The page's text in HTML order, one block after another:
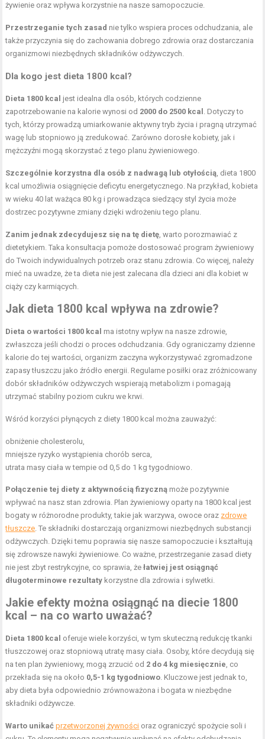
żywienie oraz wpływa korzystnie na nasze samopoczucie.
Przestrzeganie tych zasad nie tylko wspiera proces odchudzania, ale
także przyczynia się do zachowania dobrego zdrowia oraz dostarczania
organizmowi niezbędnych składników odżywczych.
Dla kogo jest dieta 1800 kcal?
Dieta 1800 kcal jest idealna dla osób, których codzienne
zapotrzebowanie na kalorie wynosi od 2000 do 2500 kcal . Dotyczy to
tych, którzy prowadzą umiarkowanie aktywny tryb życia i pragną utrzymać
wagę lub stopniowo ją zredukować. Zarówno dorosłe kobiety, jak i
mężczyźni mogą skorzystać z tego planu żywieniowego.
Szczególnie korzystna dla osób z nadwagą lub otyłością, dieta 1800
kcal umożliwia osiągnięcie deficytu energetycznego. Na przykład, kobieta
w wieku 40 lat ważąca 80 kg i prowadząca siedzący styl życia może
dostrzec pozytywne zmiany dzięki wdrożeniu tego planu.
Zanim jednak zdecydujesz się na tę dietę, warto porozmawiać z
dietetykiem. Taka konsultacja pomoże dostosować program żywieniowy
do Twoich indywidualnych potrzeb oraz stanu zdrowia. Co więcej, należy
mieć na uwadze, że ta dieta nie jest zalecana dla dzieci ani dla kobiet w
ciąży czy karmiących.
Jak dieta 1800 kcal wpływa na zdrowie?
Dieta o wartości 1800 kcal ma istotny wpływ na nasze zdrowie,
zwłaszcza jeśli chodzi o proces odchudzania. Gdy ograniczamy dzienne
kalorie do tej wartości, organizm zaczyna wykorzystywać zgromadzone
zapasy tłuszczu jako źródło energii. Regularne posiłki oraz zróżnicowany
dobór składników odżywczych wspierają metabolizm i pomagają
utrzymać stabilny poziom cukru we krwi.
Wśród korzyści płynących z diety 1800 kcal można zauważyć:
obniżenie cholesterolu,
mniejsze ryzyko wystąpienia chorób serca,
utrata masy ciała w tempie od 0,5 do 1 kg tygodniowo.
Połączenie tej diety z aktywnością fizyczną może pozytywnie
wpływać na nasz stan zdrowia. Plan żywieniowy oparty na 1800 kcal jest
bogaty w różnorodne produkty, takie jak warzywa, owoce oraz zdrowe
tłuszcze. Te składniki dostarczają organizmowi niezbędnych substancji
odżywczych. Dzięki temu poprawia się nasze samopoczucie i kształtują
się zdrowsze nawyki żywieniowe. Co ważne, przestrzeganie zasad diety
nie jest zbyt restrykcyjne, co sprawia, żełatwiej jest osiągnąć
długoterminowe rezultaty korzystne dla zdrowia i sylwetki.
Jakie efekty można osiągnąć na diecie 1800
kcal – na co warto uważać?
Dieta 1800 kcal oferuje wiele korzyści, w tym skuteczną redukcję tkanki
tłuszczowej oraz stopniową utratę masy ciała. Osoby, które decydują się
na ten plan żywieniowy, mogą zrzucić od 2 do 4 kg miesięcznie, co
przekłada się na około 0,5-1 kg tygodniowo. Kluczowe jest jednak to,
aby dieta była odpowiednio zrównoważona i bogata w niezbędne
składniki odżywcze.
Warto unikać przetworzonej żywności oraz ograniczyć spożycie soli i